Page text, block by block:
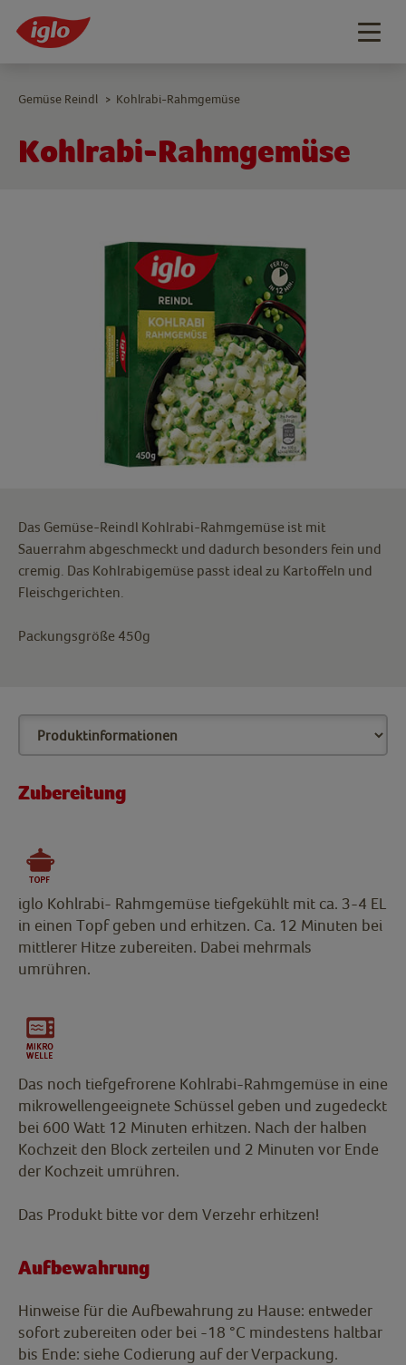
Kohlrabi-Rahmgemüse
Gemüse Reindl > Kohlrabi-Rahmgemüse
Das Gemüse-Reindl Kohlrabi-Rahmgemüse ist mit
Sauerrahm abgeschmeckt und dadurch besonders fein und
cremig. Das Kohlrabigemüse passt ideal zu Kartoffeln und
Fleischgerichten.
Packungsgröße 450g
Zubereitung
iglo Kohlrabi- Rahmgemüse tiefgekühlt mit ca. 3-4 EL
in einen Topf geben und erhitzen. Ca. 12 Minuten bei
mittlerer Hitze zubereiten. Dabei mehrmals
umrühren.
Das noch tiefgefrorene Kohlrabi-Rahmgemüse in eine
mikrowellengeeignete Schüssel geben und zugedeckt
bei 600 Watt 12 Minuten erhitzen. Nach der halben
Kochzeit den Block zerteilen und 2 Minuten vor Ende
der Kochzeit umrühren.
Das Produkt bitte vor dem Verzehr erhitzen!
Aufbewahrung
Hinweise für die Aufbewahrung zu Hause: entweder
sofort zubereiten oder bei -18 °C mindestens haltbar
bis Ende: siehe Codierung auf der Verpackung.